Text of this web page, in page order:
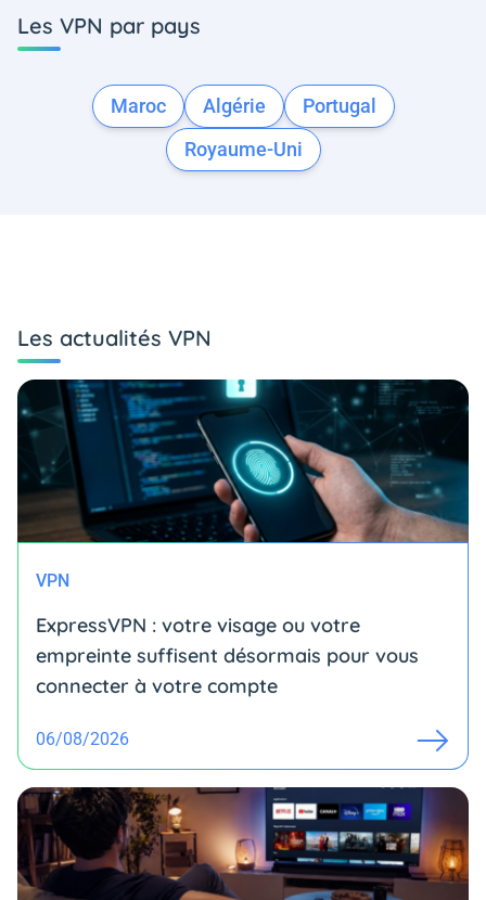
Les VPN par pays
Maroc Algérie
Portugal
Royaume-Uni
Les actualités VPN
VPN
ExpressVPN : votre visage ou votre
empreinte suffisent désormais pour vous
connecter à votre compte
06/08/2026